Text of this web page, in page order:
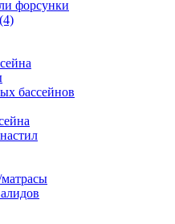
форсунки
бассейнов